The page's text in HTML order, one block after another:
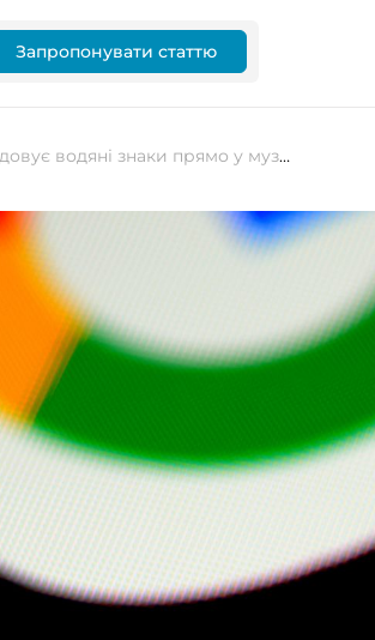
Запропонувати статтю
Google вбудовує водяні знаки прямо у музику, згенеровану штучним інтелектом